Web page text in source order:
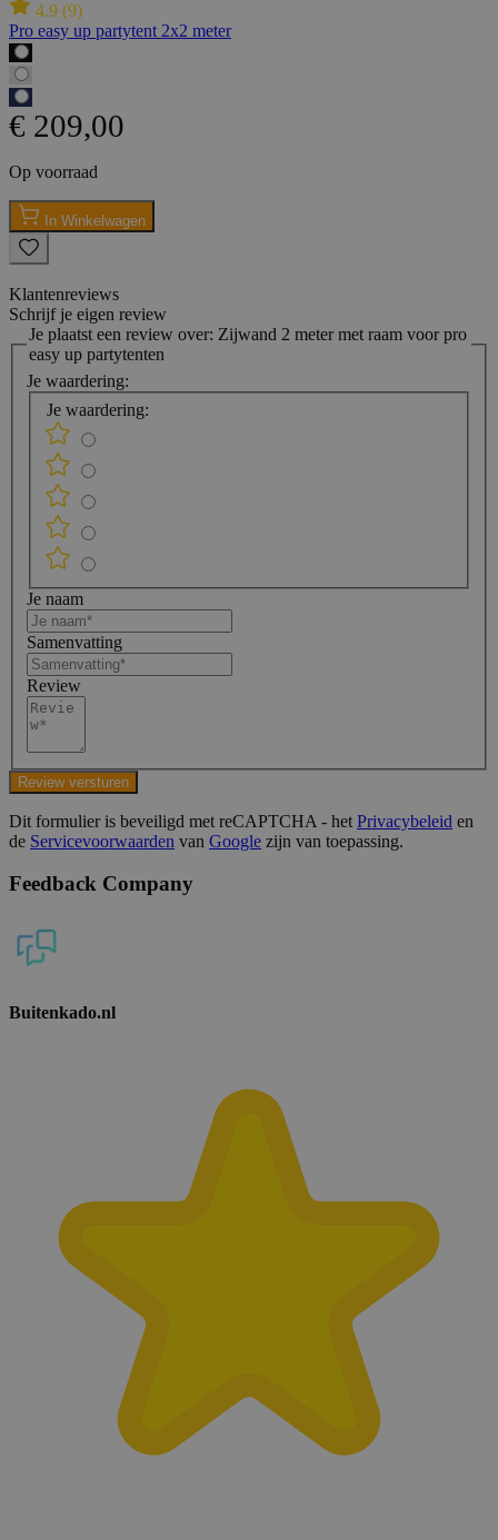
4.9 (9)
Pro easy up partytent 2x2 meter
€ 209,00
Op voorraad
In Winkelwagen
Klantenreviews
Schrijf je eigen review
Je plaatst een review over: Zijwand 2 meter met raam voor pro
easy up partytenten
Je waardering:
Je waardering:
Je naam
Samenvatting
Review
Review versturen
Dit formulier is beveiligd met reCAPTCHA - het Privacybeleid en
de Servicevoorwaarden van Google zijn van toepassing.
Feedback Company
Buitenkado.nl